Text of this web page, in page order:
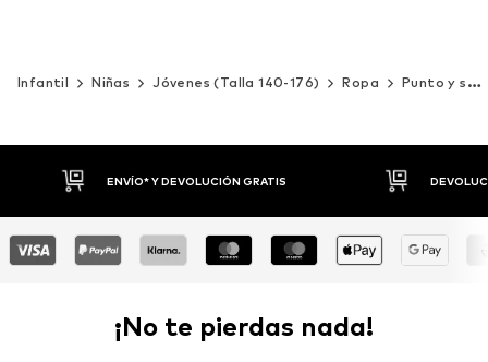
Infantil Niñas Jóvenes (Talla 140-176) Ropa Punto y sudaderas
DEVOLUCIONES HASTA 30 DÍAS
¡No te pierdas nada!